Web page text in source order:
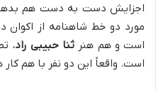
اجزایش دست به دست هم
مورد دو خط شاهنامه از اکوان
است و هم هنر ثنا حبیبی راد،
است. واقعاً این دو نفر با هم کار